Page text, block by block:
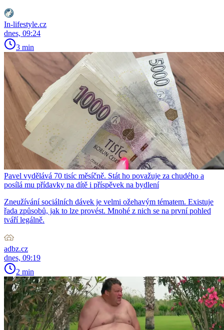
In-lifestyle.cz
dnes, 09:24
3 min
Pavel vydělává 70 tisíc měsíčně. Stát ho považuje za chudého a
posílá mu přídavky na dítě i příspěvek na bydlení
Zneužívání sociálních dávek je velmi ožehavým tématem. Existuje
řada způsobů, jak to lze provést. Mnohé z nich se na první pohled
tváří legálně.
adbz.cz
dnes, 09:19
2 min